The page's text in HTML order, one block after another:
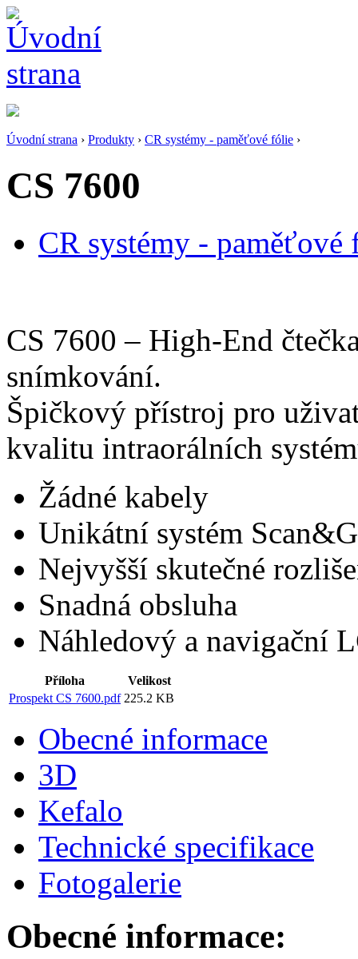
Úvodní strana › Produkty › CR systémy - paměťové fólie ›
CS 7600
CR systémy - paměťové
CS 7600 – High-End
snímkování.
Špičkový přístroj pro
kvalitu intraorálních
Žádné kabely
Unikátní systém
Nejvyšší skutečné
Snadná obsluha
Náhledový a navigační
Příloha
Velikost
Prospekt CS 7600.pdf 225.2 KB
Obecné informace
3D
Kefalo
Technické specifikace
Fotogalerie
Obecné informace: